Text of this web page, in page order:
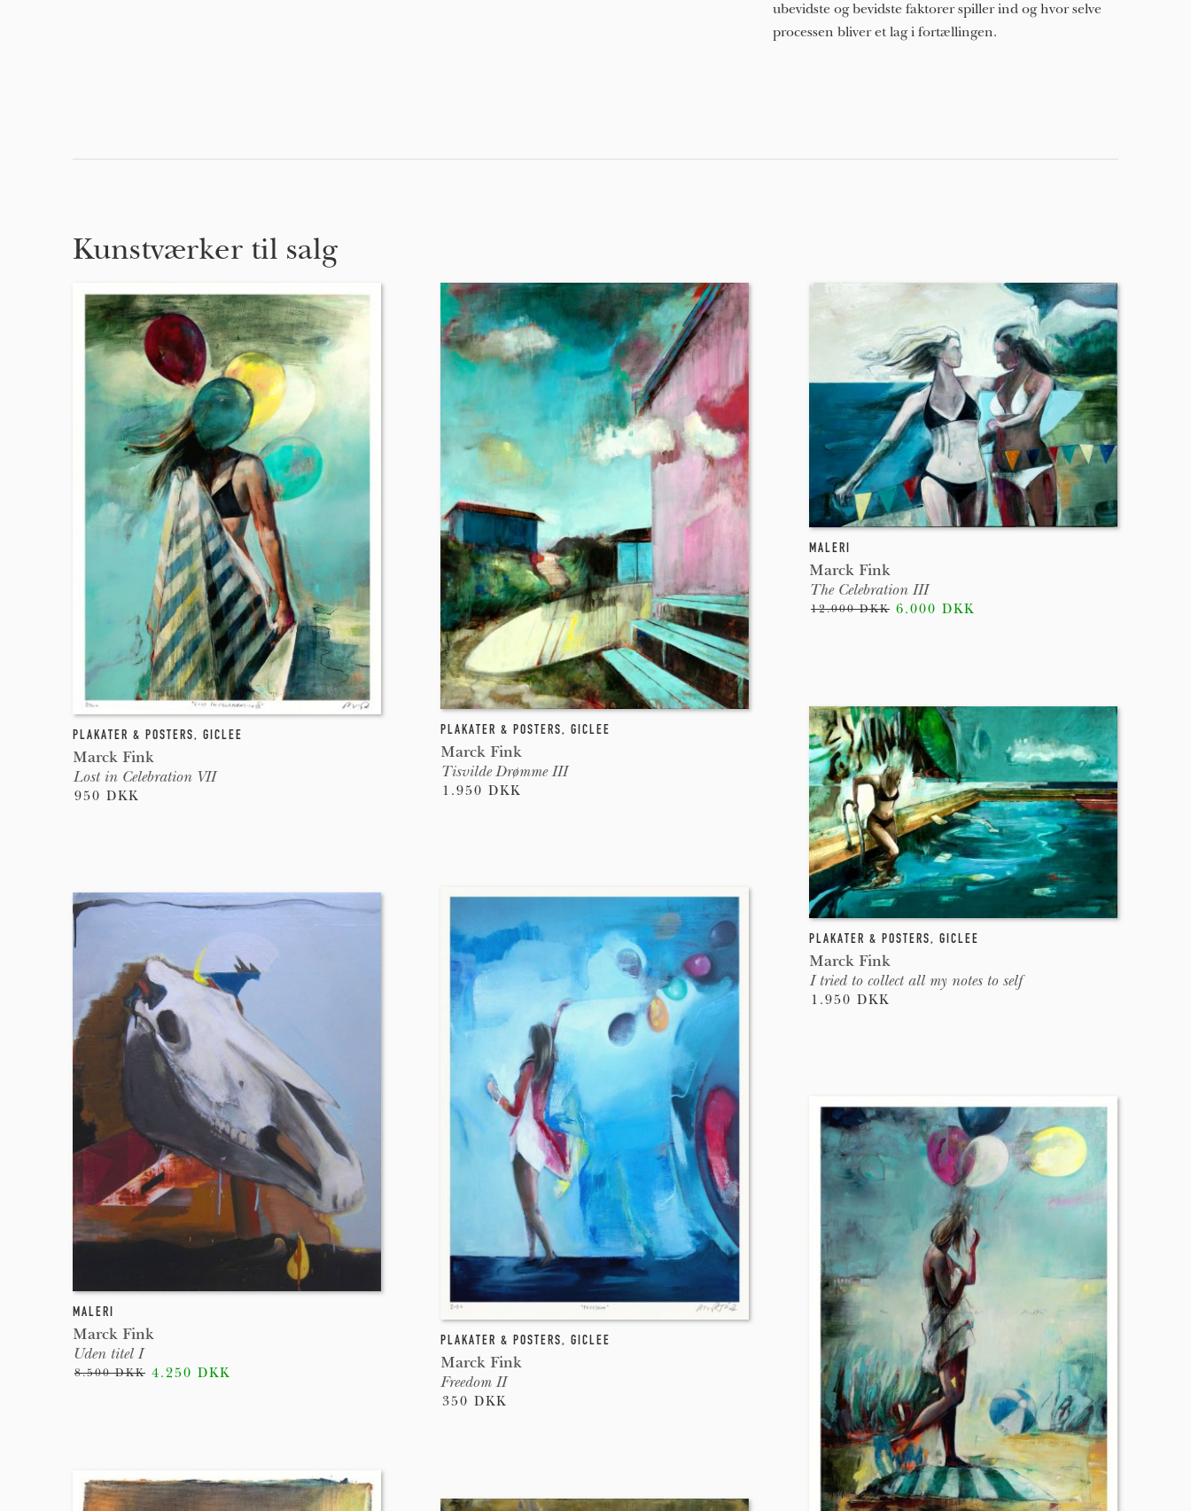
ubevidste og bevidste faktorer spiller ind og hvor selve
processen bliver et lag i fortællingen.
Kunstværker til salg
PLAKATER & POSTERS, GICLEE
Marck Fink
Lost in Celebration VII
950 DKK
PLAKATER & POSTERS, GICLEE
Marck Fink
Tisvilde Drømme III
1.950 DKK
MALERI
Marck Fink
The Celebration III
12.000 DKK 6.000 DKK
PLAKATER & POSTERS, GICLEE
Marck Fink
I tried to collect all my notes to self
1.950 DKK
PLAKATER & POSTERS, GICLEE
Marck Fink
Freedom II
350 DKK
MALERI
Marck Fink
Uden titel I
8.500 DKK 4.250 DKK